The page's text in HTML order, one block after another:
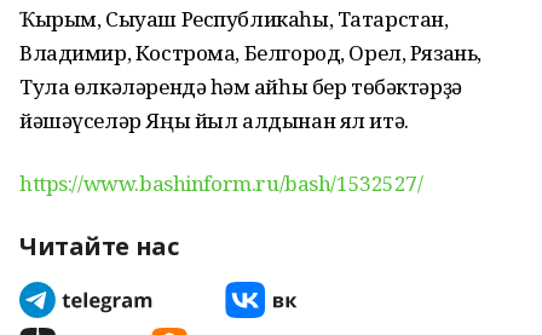
Ҡырым, Сыуаш Республикаһы, Татарстан,
Владимир, Кострома, Белгород, Орел, Рязань,
Тула өлкәләрендә һәм ҡайһы бер төбәктәрҙә
йәшәүселәр Яңы йыл алдынан ял итә.
https://www.bashinform.ru/bash/1532527/
Читайте нас